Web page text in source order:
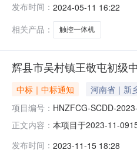
采购需求：1.商品参
发布时间： 2024-05-11 16:22
相关产品：
触控一体机
辉县市吴村镇王敬屯初级
中标｜中标通知 河南省｜新
项目编号： HNZFCG-SCDD-
正文内容： 本项目于2023-11-
品参数需求商品名称
发布时间： 2023-11-15 18:28